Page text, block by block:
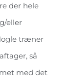
der hele
eller
træner
så
med det